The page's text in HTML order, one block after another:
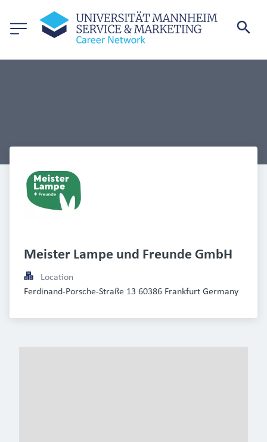
Meister Lampe und Freunde GmbH
Location
Ferdinand-Porsche-Straße 13 60386 Frankfurt Germany